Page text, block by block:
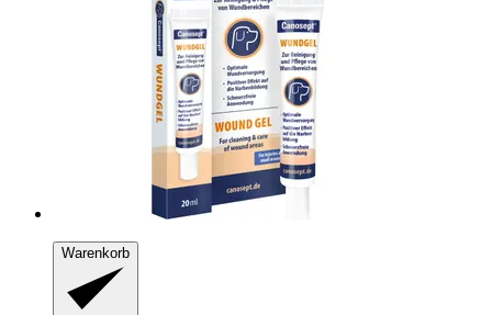
Warenkorb